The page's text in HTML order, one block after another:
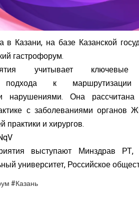
в Казани, на базе Казанской
гастрофорум.
учитывает ключевые
подхода к
нарушениями. Она
с заболеваниями органов
практики и хирургов.
выступают Минздрав
университет, Российское
#Казань